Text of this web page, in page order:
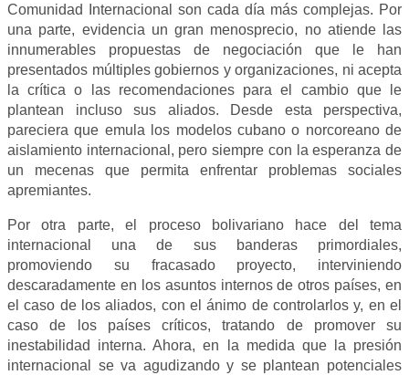
Comunidad Internacional son cada día más complejas. Por
una parte, evidencia un gran menosprecio, no atiende las
innumerables propuestas de negociación que le han
presentados múltiples gobiernos y organizaciones, ni acepta
la crítica o las recomendaciones para el cambio que le
plantean incluso sus aliados. Desde esta perspectiva,
pareciera que emula los modelos cubano o norcoreano de
aislamiento internacional, pero siempre con la esperanza de
un mecenas que permita enfrentar problemas sociales
apremiantes.
Por otra parte, el proceso bolivariano hace del tema
internacional una de sus banderas primordiales,
promoviendo su fracasado proyecto, interviniendo
descaradamente en los asuntos internos de otros países, en
el caso de los aliados, con el ánimo de controlarlos y, en el
caso de los países críticos, tratando de promover su
inestabilidad interna. Ahora, en la medida que la presión
internacional se va agudizando y se plantean potenciales